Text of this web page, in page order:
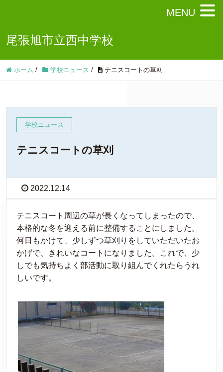
尾張旭市立西中学校
ホーム / 学校ニュース / テニスコートの草刈
学校ニュース
テニスコートの草刈
2022.12.14
テニスコート周辺の草が長くなってしまったので、
本格的な冬を迎える前に整備することにしました。
何日もかけて、少しずつ草刈りをしていただいたお
かげで、きれいなコートになりました。これで、少
しでも気持ちよく部活動に取り組んでくれたらうれ
しいです。
MENU